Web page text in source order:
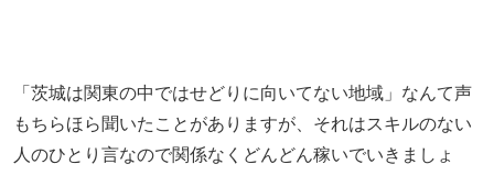
「茨城は関東の中ではせどりに向いてない地域」なんて声
もちらほら聞いたことがありますが、それはスキルのない
人のひとり言なので関係なくどんどん稼いでいきましょ